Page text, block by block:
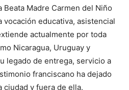
Madre Carmen del Niño
vocación educativa, asistencial
actualmente por toda
Nicaragua, Uruguay y
legado de entrega, servicio a
franciscano ha dejado
ciudad y fuera de ella.